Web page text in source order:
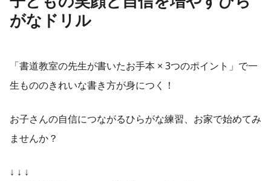
がなドリル
「書道教室の先生が書いたお手本 × 3つのポイント」で一
生もののきれいな書き方が身につく！
お子さんの自信につながるひらがな練習、お家で始めてみ
ませんか？
↓ ↓ ↓